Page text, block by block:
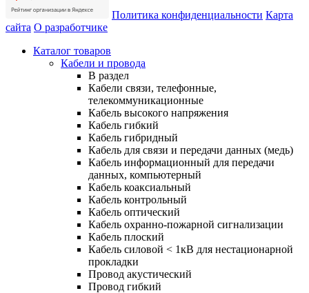
Политика конфиденциальности Карта
сайта О разработчике
Каталог товаров
Кабели и провода
В раздел
Кабели связи, телефонные,
телекоммуникационные
Кабель высокого напряжения
Кабель гибкий
Кабель гибридный
Кабель для связи и передачи данных (медь)
Кабель информационный для передачи
данных, компьютерный
Кабель коаксиальный
Кабель контрольный
Кабель оптический
Кабель охранно-пожарной сигнализации
Кабель плоский
Кабель силовой < 1кВ для нестационарной
прокладки
Провод акустический
Провод гибкий